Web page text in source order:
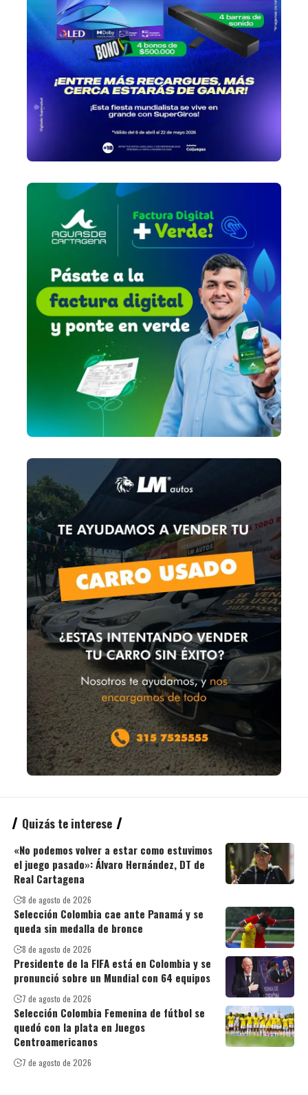
Quizás te interese
«No podemos volver a estar como estuvimos
el juego pasado»: Álvaro Hernández, DT de
Real Cartagena
8 de agosto de 2026
Selección Colombia cae ante Panamá y se
queda sin medalla de bronce
8 de agosto de 2026
Presidente de la FIFA está en Colombia y se
pronunció sobre un Mundial con 64 equipos
7 de agosto de 2026
Selección Colombia Femenina de fútbol se
quedó con la plata en Juegos
Centroamericanos
7 de agosto de 2026